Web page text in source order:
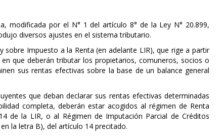
modificada por el N° 1 del artículo 8° de la Ley N° 20.899,
diversos ajustes en el sistema tributario.
sobre Impuesto a la Renta (en adelante LIR), que rige a partir
que deberán tributar los propietarios, comuneros, socios o
sus rentas efectivas sobre la base de un balance general
que deban declarar sus rentas efectivas determinadas
completa, deberán estar acogidos al régimen de Renta
de la LIR, o al Régimen de Imputación Parcial de Créditos
la letra B), del artículo 14 precitado.